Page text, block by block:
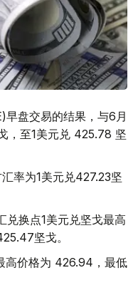
盘交易的结果，与6月
，至1美元兑 425.78 坚
率为1美元兑427.23坚
换点1美元兑坚戈最高
坚戈。
高价格为 426.94，最低